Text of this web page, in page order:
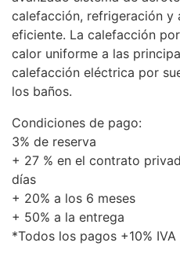
calefacción, refrigeración y
eficiente. La calefacción
calor uniforme a las
calefacción eléctrica por
los baños.
Condiciones de pago:
3% de reserva
+ 27 % en el contrato
días
+ 20% a los 6 meses
+ 50% a la entrega
*Todos los pagos +10% IVA